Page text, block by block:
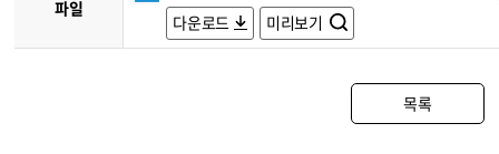
파일
다운로드
미리보기
목록